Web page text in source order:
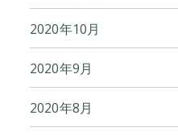
2020年10月
2020年9月
2020年8月